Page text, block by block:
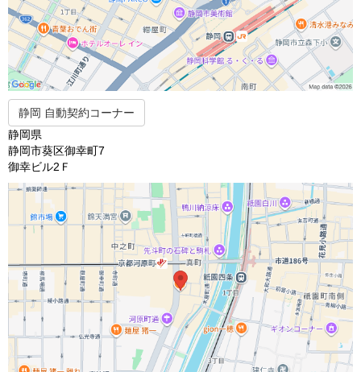
静岡 自動契約コーナー
静岡県
静岡市葵区御幸町7
御幸ビル2Ｆ